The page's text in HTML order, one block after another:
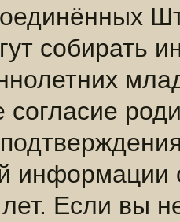
собирать
согласие
информации
Если вы